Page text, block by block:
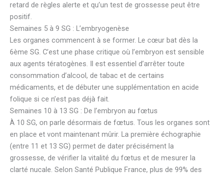
retard de règles alerte et qu’un test de grossesse peut être
positif.
Semaines 5 à 9 SG : L’embryogenèse
Les organes commencent à se former. Le cœur bat dès la
6ème SG. C’est une phase critique où l’embryon est sensible
aux agents tératogènes. Il est essentiel d’arrêter toute
consommation d’alcool, de tabac et de certains
médicaments, et de débuter une supplémentation en acide
folique si ce n’est pas déjà fait.
Semaines 10 à 13 SG : De l’embryon au fœtus
À 10 SG, on parle désormais de fœtus. Tous les organes sont
en place et vont maintenant mûrir. La première échographie
(entre 11 et 13 SG) permet de dater précisément la
grossesse, de vérifier la vitalité du fœtus et de mesurer la
clarté nucale. Selon Santé Publique France, plus de 99% des